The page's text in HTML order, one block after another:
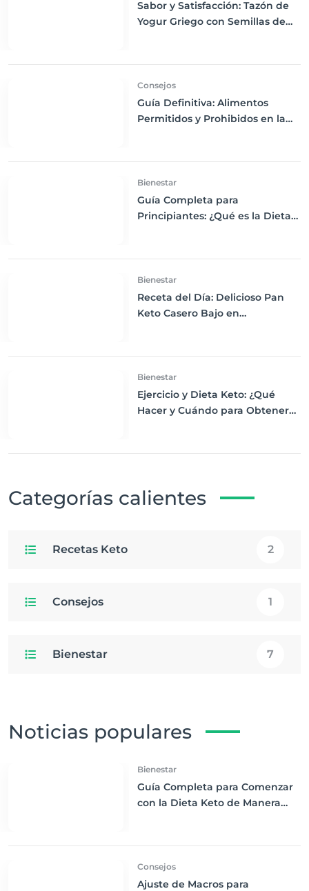
Sabor y Satisfacción: Tazón de
Yogur Griego con Semillas de
Consejos
Guía Definitiva: Alimentos
Permitidos y Prohibidos en la
Bienestar
Guía Completa para
Principiantes: ¿Qué es la Dieta
Bienestar
Receta del Día: Delicioso Pan
Keto Casero Bajo en
Bienestar
Ejercicio y Dieta Keto: ¿Qué
Hacer y Cuándo para Obtener
Categorías calientes
Recetas Keto 2
Consejos 1
Bienestar 7
Noticias populares
Bienestar
Guía Completa para Comenzar
con la Dieta Keto de Manera
Consejos
Ajuste de Macros para